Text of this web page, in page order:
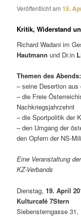
Veröffentlicht am15.
Kritik, Widerstand
Richard Wadani im
Hautmann und Dr.in
Themen des Abends:
– seine Desertion aus
– die Freie
Nachkriegsjahrzehnt
– die Sportpolitik der
– den Umgang der
den Opfern der NS-
Eine Veranstaltung
KZ-Verbands
Dienstag,19. April
Kulturcafé 7Stern
Siebensterngasse 31,